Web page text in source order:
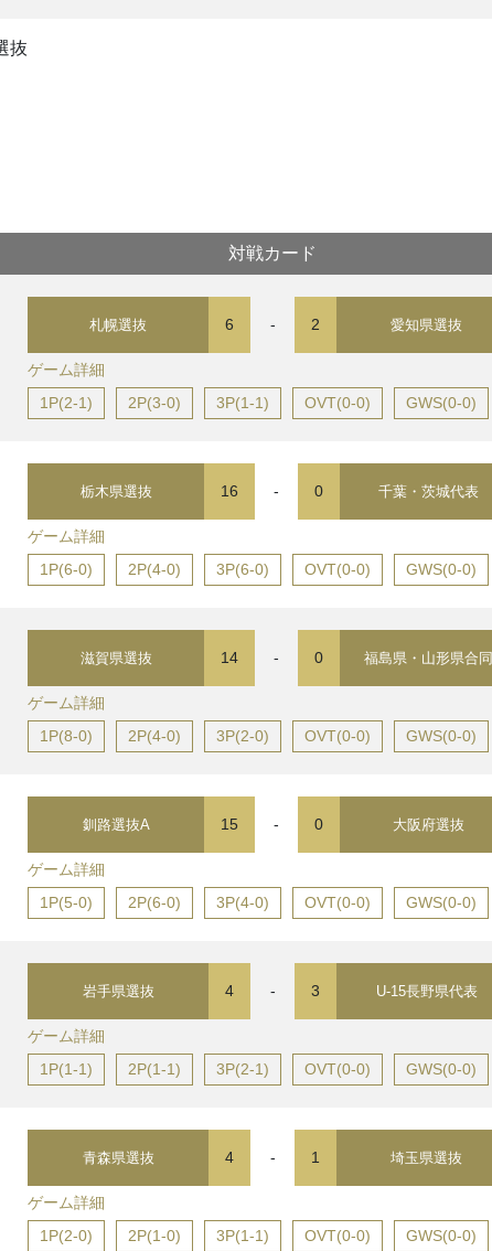
抜
対戦カード
札幌選抜 6 - 2 愛知県選抜
ゲーム詳細
1P(2-1)
2P(3-0) 3P(1-1) OVT(0-0) GWS(0-0)
栃木県選抜 16 - 0 千葉・茨城代表
ゲーム詳細
1P(6-0)
2P(4-0) 3P(6-0) OVT(0-0) GWS(0-0)
滋賀県選抜 14 - 0 福島県・山形県合同
ゲーム詳細
1P(8-0)
2P(4-0) 3P(2-0) OVT(0-0) GWS(0-0)
釧路選抜A 15 - 0 大阪府選抜
ゲーム詳細
1P(5-0)
2P(6-0) 3P(4-0) OVT(0-0) GWS(0-0)
岩手県選抜 4 - 3 U-15長野県代表
ゲーム詳細
1P(1-1)
2P(1-1) 3P(2-1) OVT(0-0) GWS(0-0)
青森県選抜 4 - 1 埼玉県選抜
ゲーム詳細
1P(2-0)
2P(1-0) 3P(1-1) OVT(0-0) GWS(0-0)